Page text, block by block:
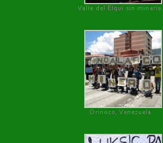
Valle del Elqui sin minería.
Orinoco, Venezuela